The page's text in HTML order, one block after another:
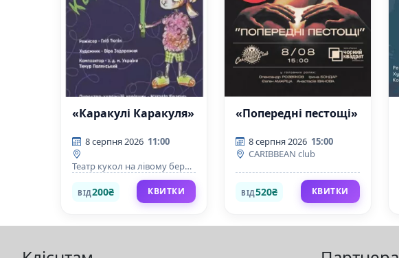
«Каракулі Каракуля»
8 серпня 2026 11:00
Театр кукол на лівому березі
ВІД200₴ КВИТКИ
«Попередні пестощі»
8 серпня 2026 15:00
CARIBBEAN club
ВІД520₴ КВИТКИ